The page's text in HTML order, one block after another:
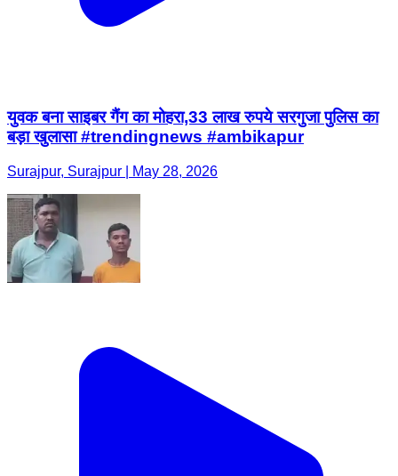
युवक बना साइबर गैंग का मोहरा,33 लाख रुपये सरगुजा पुलिस का
बड़ा खुलासा #trendingnews #ambikapur
Surajpur, Surajpur | May 28, 2026